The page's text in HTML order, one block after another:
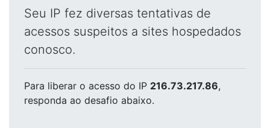
Seu IP fez diversas tentativas de
acessos suspeitos a sites hospedados
conosco.
Para liberar o acesso do IP 216.73.217.86,
responda ao desafio abaixo.